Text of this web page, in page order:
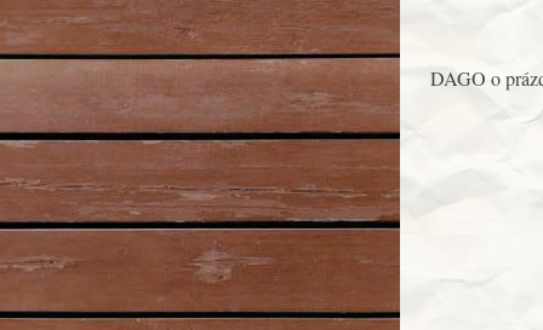
DAGO o